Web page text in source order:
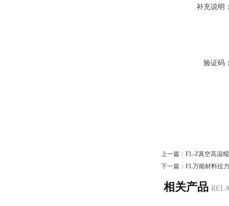
补充说明
验证码
上一篇： FL-Z真空高温
下一篇： FL万能材料拉
相关产品